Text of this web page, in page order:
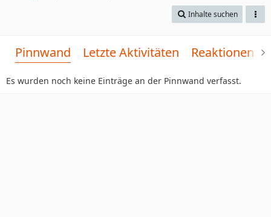
Inhalte suchen
Pinnwand Letzte Aktivitäten Reaktionen
Es wurden noch keine Einträge an der Pinnwand verfasst.